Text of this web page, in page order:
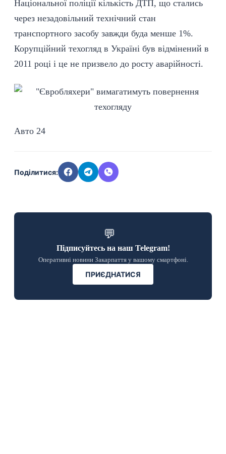
Національної поліції кількість ДТП, що стались
через незадовільний технічний стан
транспортного засобу завжди буда менше 1%.
Корупційний техогляд в Україні був відмінений в
2011 році і це не призвело до росту аварійності.
Авто 24
Поділитися:
💬
Підписуйтесь на наш Telegram!
Оперативні новини Закарпаття у вашому смартфоні.
ПРИЄДНАТИСЯ